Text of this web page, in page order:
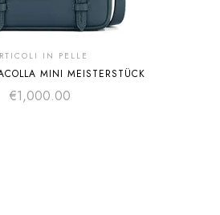
IN PELLE
MINI MEISTERSTÜCK
€1,000.00